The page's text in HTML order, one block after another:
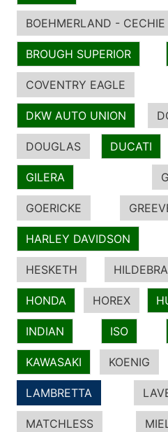
BOEHMERLAND - CECHIE
BROUGH SUPERIOR
COVENTRY EAGLE
DKW AUTO UNION
DOUGLAS DUCATI
GILERA
GOERICKE
HARLEY DAVIDSON
HESKETH
HONDA HOREX
INDIAN ISO
KAWASAKI KOENIG
LAMBRETTA
MATCHLESS